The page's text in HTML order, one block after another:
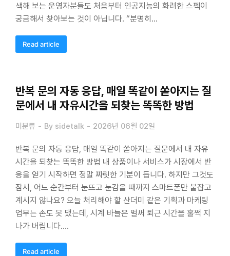
색해 보는 운영자분들도 처음부터 인공지능의 화려한 스펙이
궁금해서 찾아보는 것이 아닙니다. “분명히…
Read article
반복 문의 자동 응답, 매일 똑같이 쏟아지는 질
문에서 내 자유시간을 되찾는 똑똑한 방법
미분류 By sidetalk 2026년 06월 02일
반복 문의 자동 응답, 매일 똑같이 쏟아지는 질문에서 내 자유
시간을 되찾는 똑똑한 방법 내 상품이나 서비스가 시장에서 반
응을 얻기 시작하면 정말 짜릿한 기분이 듭니다. 하지만 그것도
잠시, 어느 순간부터 눈뜨고 눈감을 때까지 스마트폰만 붙잡고
계시지 않나요? 오늘 처리해야 할 산더미 같은 기획과 마케팅
업무는 손도 못 댔는데, 시계 바늘은 벌써 퇴근 시간을 훌쩍 지
나가 버립니다.…
Read article